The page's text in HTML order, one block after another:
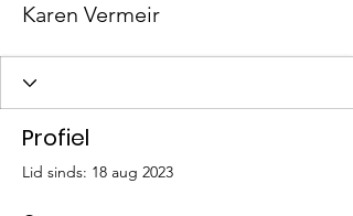
Karen Vermeir
Profiel
Lid sinds: 18 aug 2023